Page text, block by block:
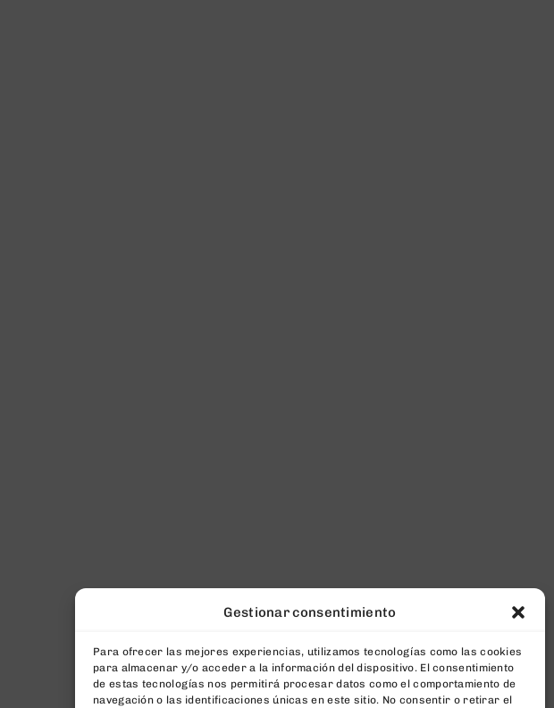
Gestionar consentimiento
Para ofrecer las mejores experiencias, utilizamos tecnologías como las cookies
para almacenar y/o acceder a la información del dispositivo. El consentimiento
de estas tecnologías nos permitirá procesar datos como el comportamiento de
navegación o las identificaciones únicas en este sitio. No consentir o retirar el